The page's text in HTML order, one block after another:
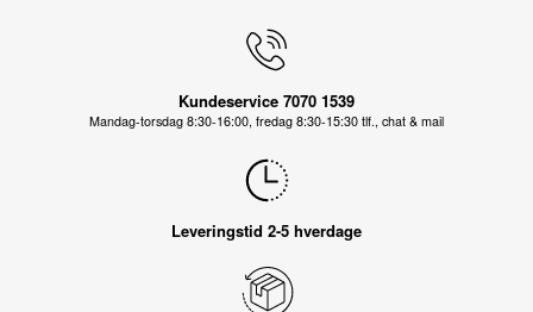
Kundeservice 7070 1539
Mandag-torsdag 8:30-16:00, fredag 8:30-15:30 tlf., chat & mail
Leveringstid 2-5 hverdage